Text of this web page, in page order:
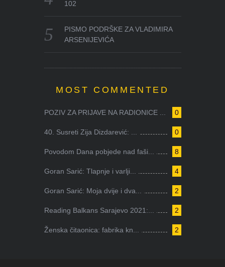
102
PISMO PODRŠKE ZA VLADIMIRA
ARSENIJEVIĆA
MOST COMMENTED
0
POZIV ZA PRIJAVE NA RADIONICE ...
0
40. Susreti Zija Dizdarević: ...
8
Povodom Dana pobjede nad faši...
4
Goran Sarić: Tlapnje i varlji...
2
Goran Sarić: Moja dvije i dva...
2
Reading Balkans Sarajevo 2021:...
2
Ženska čitaonica: fabrika kn...